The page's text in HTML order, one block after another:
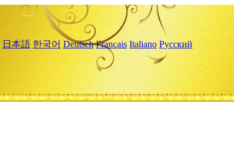
日本語 한국어 Deutsch Français Italiano Русский